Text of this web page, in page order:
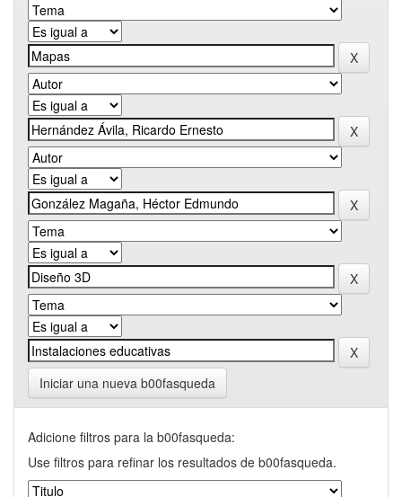
Iniciar una nueva b00fasqueda
Adicione filtros para la b00fasqueda:
Use filtros para refinar los resultados de b00fasqueda.